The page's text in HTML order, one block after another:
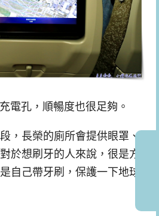
電孔，順暢度也很足夠。
，長榮的廁所會提供眼罩、
於想刷牙的人來說，很是方
自己帶牙刷，保護一下地球